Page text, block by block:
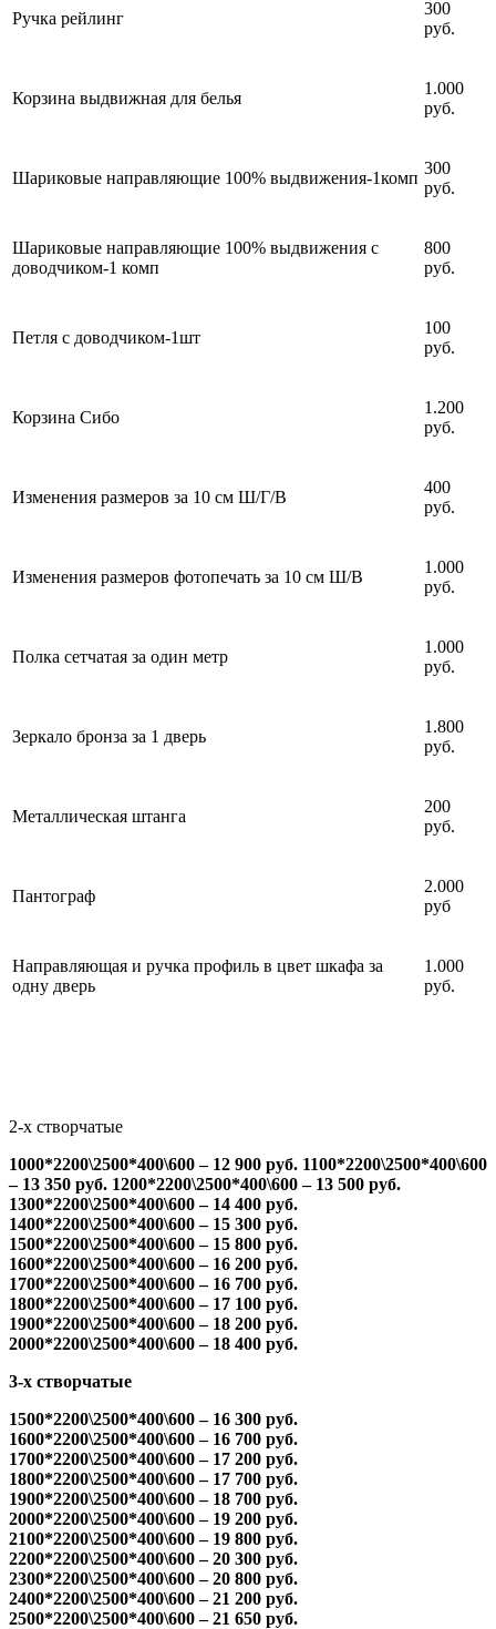
Ручка рейлинг
300
руб.
Корзина выдвижная для белья
1.000
руб.
Шариковые направляющие 100% выдвижения-1комп
300
руб.
Шариковые направляющие 100% выдвижения с
доводчиком-1 комп
800
руб.
Петля с доводчиком-1шт
100
руб.
Корзина Сибо
1.200
руб.
Изменения размеров за 10 см Ш/Г/В
400
руб.
Изменения размеров фотопечать за 10 см Ш/В
1.000
руб.
Полка сетчатая за один метр
1.000
руб.
Зеркало бронза за 1 дверь
1.800
руб.
Металлическая штанга
200
руб.
Пантограф
2.000
руб
Направляющая и ручка профиль в цвет шкафа за
одну дверь
1.000
руб.
2-х створчатые
1000*2200\2500*400\600 – 12 900 руб. 1100*2200\2500*400\600
– 13 350 руб. 1200*2200\2500*400\600 – 13 500 руб.
1300*2200\2500*400\600 – 14 400 руб.
1400*2200\2500*400\600 – 15 300 руб.
1500*2200\2500*400\600 – 15 800 руб.
1600*2200\2500*400\600 – 16 200 руб.
1700*2200\2500*400\600 – 16 700 руб.
1800*2200\2500*400\600 – 17 100 руб.
1900*2200\2500*400\600 – 18 200 руб.
2000*2200\2500*400\600 – 18 400 руб.
3-х створчатые
1500*2200\2500*400\600 – 16 300 руб.
1600*2200\2500*400\600 – 16 700 руб.
1700*2200\2500*400\600 – 17 200 руб.
1800*2200\2500*400\600 – 17 700 руб.
1900*2200\2500*400\600 – 18 700 руб.
2000*2200\2500*400\600 – 19 200 руб.
2100*2200\2500*400\600 – 19 800 руб.
2200*2200\2500*400\600 – 20 300 руб.
2300*2200\2500*400\600 – 20 800 руб.
2400*2200\2500*400\600 – 21 200 руб.
2500*2200\2500*400\600 – 21 650 руб.